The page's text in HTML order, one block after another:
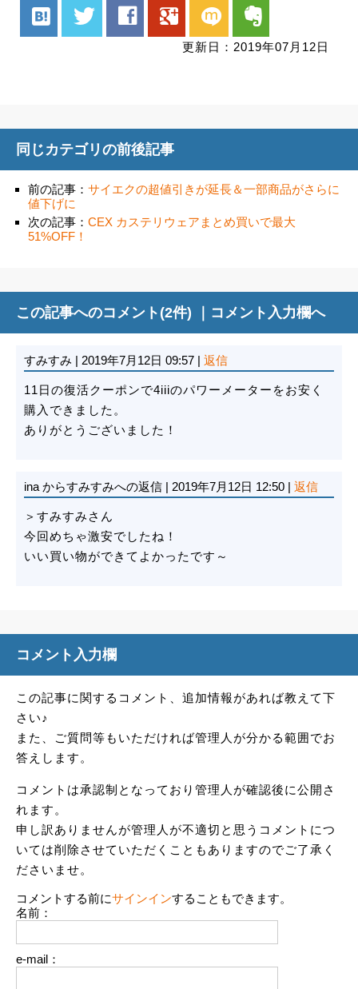
hatenabookmark twitter facebook google mixi evernote
更新日：2019年07月12日
同じカテゴリの前後記事
前の記事： サイエクの超値引きが延長＆一部商品がさらに
値下げに
次の記事： CEX カステリウェアまとめ買いで最大
51%OFF！
この記事へのコメント(2件) ｜ コメント入力欄へ
すみすみ | 2019年7月12日 09:57 | 返信
11日の復活クーポンで4iiiのパワーメーターをお安く
購入できました。
ありがとうございました！
ina からすみすみへの返信 | 2019年7月12日 12:50 | 返信
＞すみすみさん
今回めちゃ激安でしたね！
いい買い物ができてよかったです～
コメント入力欄
この記事に関するコメント、追加情報があれば教えて下
さい♪
また、ご質問等もいただければ管理人が分かる範囲でお
答えします。
コメントは承認制となっており管理人が確認後に公開さ
れます。
申し訳ありませんが管理人が不適切と思うコメントにつ
いては削除させていただくこともありますのでご了承く
ださいませ。
コメントする前にサインインすることもできます。
名前：
e-mail：